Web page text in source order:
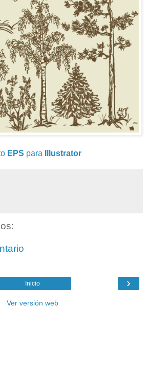
EPS para Illustrator
›
Inicio
Ver versión web